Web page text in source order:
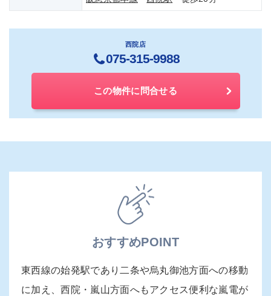
西院店
075-315-9988
この物件に問合せる
おすすめPOINT
東西線の始発駅であり二条や烏丸御池方面への移動
に加え、西院・嵐山方面へもアクセス便利な嵐電が